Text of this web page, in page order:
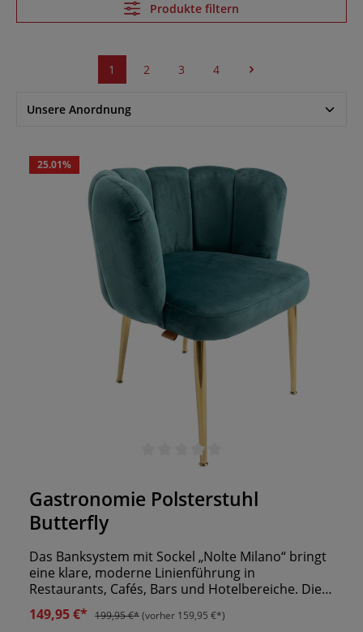
Produkte filtern
1 2 3 4
25.01%
Durchschnittliche Bewertung von 0 von 5 Sternen
Gastronomie Polsterstuhl
Butterfly
Das Banksystem mit Sockel „Nolte Milano“ bringt
eine klare, moderne Linienführung in
Restaurants, Cafés, Bars und Hotelbereiche. Die
hohe, leicht geneigte Rückenlehne bietet Gästen
angenehmen Halt, während die horizontale
149,95 €* 199,95 €*(vorher 159,95 €*)